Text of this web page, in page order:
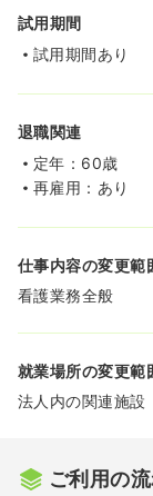
試用期間
試用期間あり
退職関連
定年：60歳
再雇用：あり
仕事内容の変更範
看護業務全般
就業場所の変更範
法人内の関連施設
ご利用の